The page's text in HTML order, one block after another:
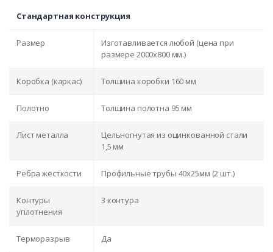
Стандартная конструкция
Размер
Изготавливается любой (цена при
размере 2000x800 мм.)
Коробка (каркас) Толщина коробки 160 мм
Полотно Толщина полотна 95 мм
Лист металла
Цельногнутая из оцинкованной стали
1,5 мм
Ребра жёсткости Профильные трубы 40х25мм (2 шт.)
Контуры
уплотнения
3 контура
Терморазрыв Да